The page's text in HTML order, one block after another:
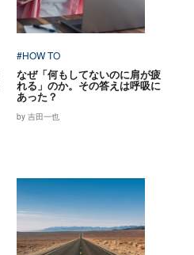
#HOW TO
なぜ「何もしてないのに肩が疲
れる」のか。その答えは呼吸に
あった？
by 吉田一也